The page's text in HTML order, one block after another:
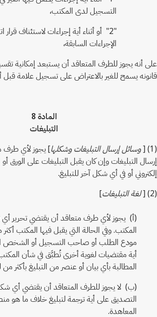
التسجيل لدى المكتب،
"2" أو أثناء أية إجراءات لاستئناف قرار
الإجراءات السابقة،
على أنه يجوز للطرف المتعاقد أن يستبعد إمكانية
قانونه يسمح للغير بالاعتراض على تسجيل علامة
المادة 8
التبليغات
(1) [
وسائل إرسال التبليغات وشكلها] يجوز لأي طرف
إرسال التبليغات وإن كان يقبل التبليغات على الورق
إلكتروني أو في أي شكل آخر للتبليغ.
(2) [
لغة التبليغات]
(أ) يجوز لأي طرف متعاقد أن يقتضي تحرير أي
المكتب. وفي الحالة التي يقبل فيها المكتب
مودع الطلب أو صاحب التسجيل أو الشخص
أية مقتضيات لغوية أخرى تُطبَّق في شأن
المطالبة بأي بيان أو عنصر من التبليغ بأكثر من
(ب) لا يجوز للطرف المتعاقد أن يقتضي أي
التصديق على أية ترجمة لتبليغ خلاف ما هو
المعاهدة.